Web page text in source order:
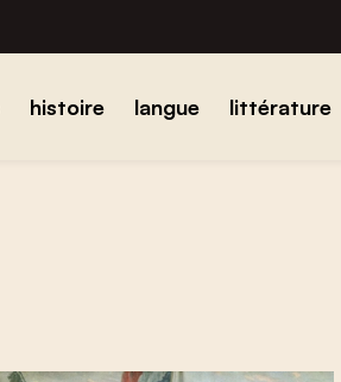
histoire langue littérature